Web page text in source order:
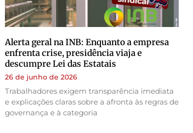
Alerta geral na INB: Enquanto a empresa
enfrenta crise, presidência viaja e
descumpre Lei das Estatais
26 de junho de 2026
Trabalhadores exigem transparência imediata
e explicações claras sobre a afronta às regras de
governança e à categoria